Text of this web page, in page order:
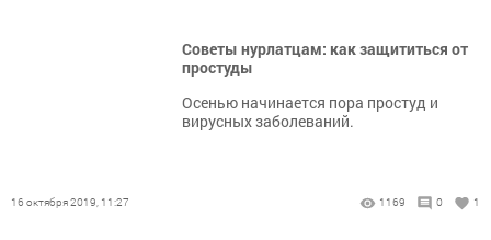
Советы нурлатцам: как защититься от
простуды
Осенью начинается пора простуд и
вирусных заболеваний.
16 октября 2019, 11:27 1169 0 1